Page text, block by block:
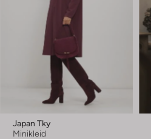
Japan Tky
Minikleid